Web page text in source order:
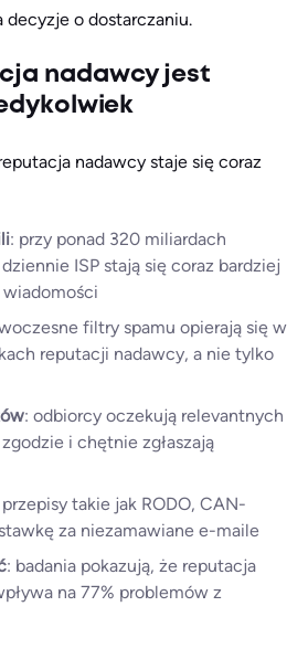
decyzje o dostarczaniu.
nadawcy jest
nadawcy staje się coraz
: przy ponad 320 miliardach
ISP stają się coraz bardziej
filtry spamu opierają się w
reputacji nadawcy, a nie tylko
: odbiorcy oczekują relevantnych
i chętnie zgłaszają
przepisy takie jak RODO, CAN-
za niezamawiane e-maile
: badania pokazują, że reputacja
na 77% problemów z